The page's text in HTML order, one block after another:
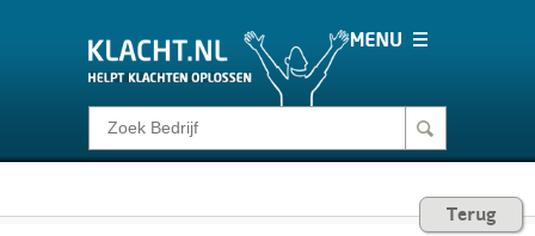
Klacht melden
Consumentenrecht Terug